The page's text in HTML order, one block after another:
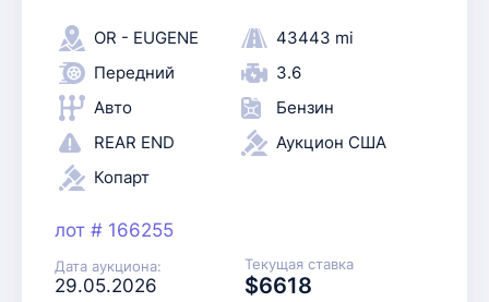
OR - EUGENE
43443 mi
Передний
3.6
Авто
Бензин
REAR END
Аукцион США
Копарт
лот # 166255
Дата аукциона:
29.05.2026
Текущая ставка
$6618